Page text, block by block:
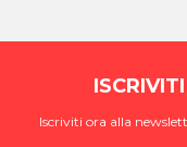
Iscriviti ora alla